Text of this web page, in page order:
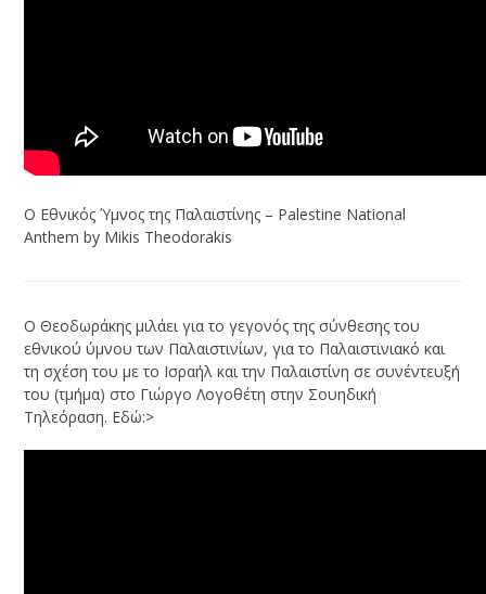
Ο Εθνικός Ύμνος της Παλαιστίνης – Palestine National
Anthem by Mikis Theodorakis
Ο Θεοδωράκης μιλάει για το γεγονός της σύνθεσης του
εθνικού ύμνου των Παλαιστινίων, για το Παλαιστινιακό και
τη σχέση του με το Ισραήλ και την Παλαιστίνη σε συνέντευξή
του (τμήμα) στο Γιώργο Λογοθέτη στην Σουηδική
Τηλεόραση. Εδώ:>